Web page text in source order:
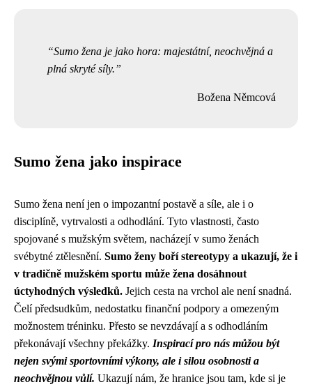
Sumo žena je jako hora: majestátní, neochvějná a
plná skryté síly.
Božena Němcová
Sumo žena jako inspirace
Sumo žena není jen o impozantní postavě a síle, ale i o
disciplíně, vytrvalosti a odhodlání. Tyto vlastnosti, často
spojované s mužským světem, nacházejí v sumo ženách
svébytné ztělesnění. Sumo ženy boří stereotypy a ukazují, že i
v tradičně mužském sportu může žena dosáhnout
úctyhodných výsledků. Jejich cesta na vrchol ale není snadná.
Čelí předsudkům, nedostatku finanční podpory a omezeným
možnostem tréninku. Přesto se nevzdávají a s odhodláním
překonávají všechny překážky. Inspirací pro nás můžou být
nejen svými sportovními výkony, ale i silou osobnosti a
neochvějnou vůlí. Ukazují nám, že hranice jsou tam, kde si je